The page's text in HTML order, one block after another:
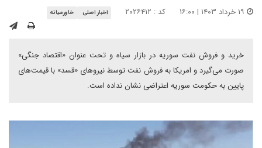
کد : ۲۰۲۶۴۱۲ اخبار اصلی خاورمیانه
خرید و فروش نفت سوریه در بازار سیاه و تحت عنوان «اقتصاد جنگی»
صورت می‌گیرد و امریکا به فروش نفت توسط نیروهای «قسد» با قیمت‌های
پایین به حکومت سوریه اعتراضی نشان نداده است.